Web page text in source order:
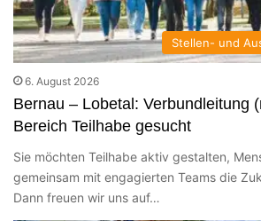
Stellen- und
6. August 2026
Bernau – Lobetal: Verbundleitung
Bereich Teilhabe gesucht
Sie möchten Teilhabe aktiv gestalten,
gemeinsam mit engagierten Teams die
Dann freuen wir uns auf…